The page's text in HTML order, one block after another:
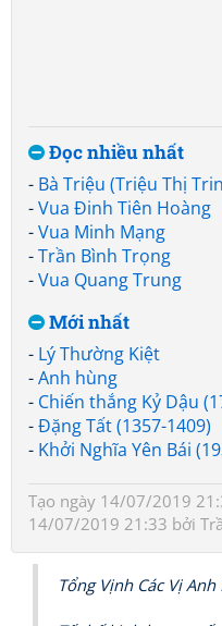
Đọc nhiều nhất
- Bà Triệu (Triệu Thị
-Vua Đinh Tiên Hoàng
-Vua Minh Mạng
-Trần Bình Trọng
-Vua Quang Trung
Mới nhất
- Lý Thường Kiệt
-Anh hùng
- Chiến thắng Kỷ Dậu
-Đặng Tất (1357-1409)
- Khởi Nghĩa Yên Bái
Tạo ngày 14/07/2019
14/07/2019 21:33 bởi
Tổng Vịnh Các Vị